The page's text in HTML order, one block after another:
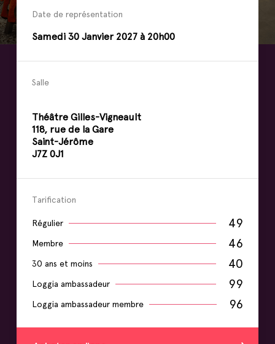
Date de représentation
Samedi 30 Janvier 2027 à 20h00
Salle
Théâtre Gilles-Vigneault
118, rue de la Gare
Saint-Jérôme
J7Z 0J1
Tarification
Régulier 49
Membre 46
30 ans et moins 40
Loggia ambassadeur 99
Loggia ambassadeur membre 96